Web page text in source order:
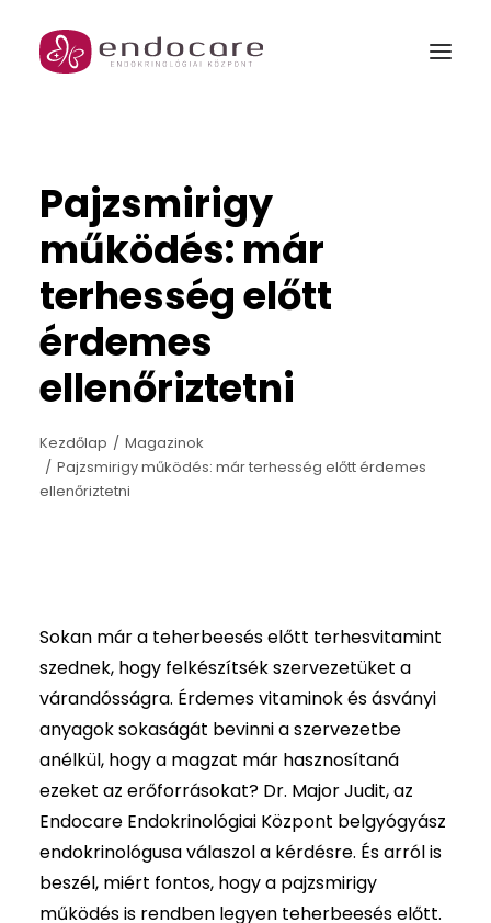
GARANTÁLT GYERMEK PROGRAM
Rólunk
Szakrendelések és csomagjaink
Orvosok
Galéria
Kapcsolat
Kereső
Pajzsmirigy
működés: már
terhesség előtt
érdemes
ellenőriztetni
Kezdőlap
Magazinok
Pajzsmirigy működés: már terhesség előtt érdemes
ellenőriztetni
Sokan már a teherbeesés előtt terhesvitamint
szednek, hogy felkészítsék szervezetüket a
várandósságra. Érdemes vitaminok és ásványi
anyagok sokaságát bevinni a szervezetbe
anélkül, hogy a magzat már hasznosítaná
ezeket az erőforrásokat? Dr. Major Judit, az
Endocare Endokrinológiai Központ belgyógyász
endokrinológusa válaszol a kérdésre. És arról is
beszél, miért fontos, hogy a pajzsmirigy
működés is rendben legyen teherbeesés előtt.